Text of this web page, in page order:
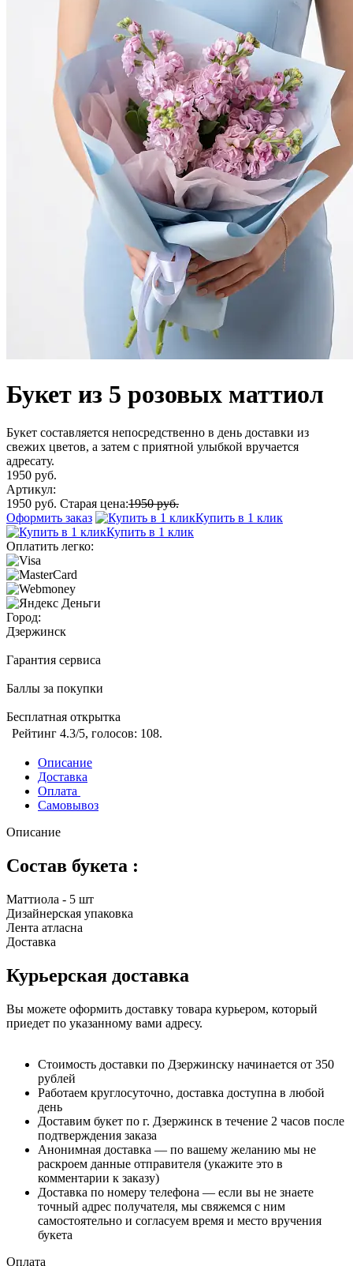
Букет из 5 розовых маттиол
Букет составляется непосредственно в день доставки из
свежих цветов, а затем с приятной улыбкой вручается
адресату.
1950 руб.
Артикул:
1950 руб. Старая цена:1950 руб.
Оформить заказ
Купить в 1 клик
Купить в 1 клик
Оплатить легко:
Город:
Дзержинск
Гарантия сервиса
Баллы за покупки
Бесплатная открытка
Рейтинг 4.3/5, голосов: 108.
Описание
Доставка
Оплата
Самовывоз
Описание
Состав букета :
Маттиола - 5 шт
Дизайнерская упаковка
Лента атласна
Доставка
Курьерская доставка
Вы можете оформить доставку товара курьером, который
приедет по указанному вами адресу.
Стоимость доставки по Дзержинску начинается от 350
рублей
Работаем круглосуточно, доставка доступна в любой
день
Доставим букет по г. Дзержинск в течение 2 часов после
подтверждения заказа
Анонимная доставка — по вашему желанию мы не
раскроем данные отправителя (укажите это в
комментарии к заказу)
Доставка по номеру телефона — если вы не знаете
точный адрес получателя, мы свяжемся с ним
самостоятельно и согласуем время и место вручения
букета
Оплата